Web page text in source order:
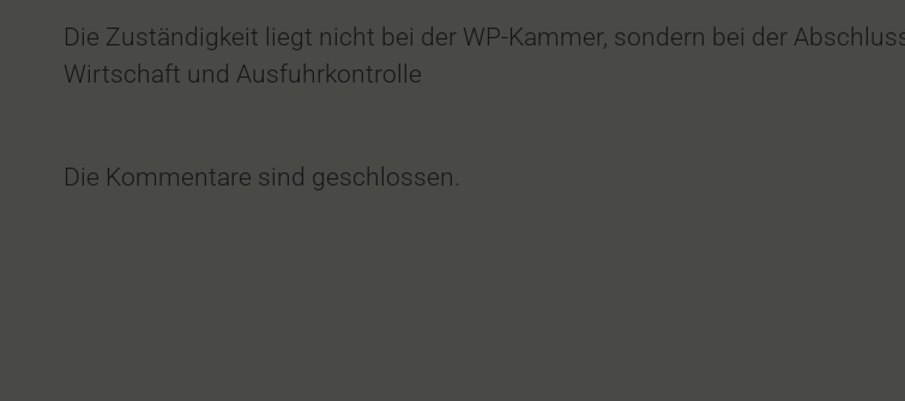
Die Zuständigkeit liegt nicht bei der WP-Kammer, sondern bei der
Wirtschaft und Ausfuhrkontrolle
Die Kommentare sind geschlossen.